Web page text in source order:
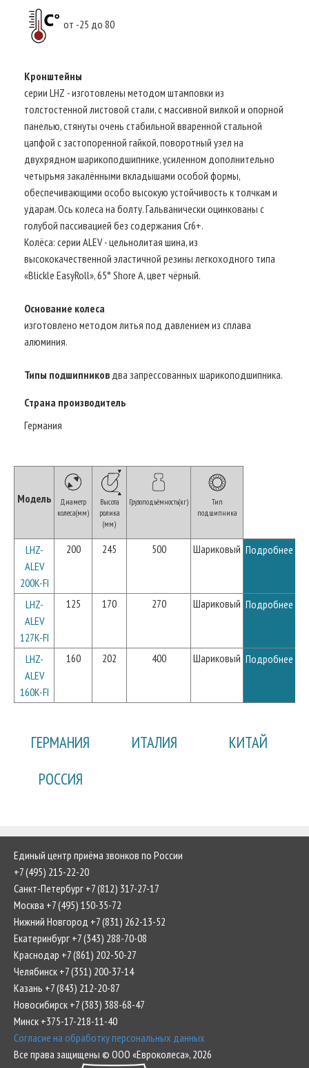
от -25 до 80
Кронштейны
серии LHZ - изготовлены методом штамповки из
толстостенной листовой стали, с массивной вилкой и опорной
панелью, стянуты очень стабильной вваренной стальной
цапфой с застопоренной гайкой, поворотный узел на
двухрядном шарикоподшипнике, усиленном дополнительно
четырьмя закалёнными вкладышами особой формы,
обеспечивающими особо высокую устойчивость к толчкам и
ударам. Ось колеса на болту. Гальванически оцинкованы с
голубой пассивацией без содержания Cr6+.
Колёса: серии ALEV - цельнолитая шина, из
высококачественной эластичной резины легкоходного типа
«Blickle EasyRoll», 65° Shore A, цвет чёрный.
Основание колеса
изготовлено методом литья под давлением из сплава
алюминия.
Типы подшипников два запрессованных шарикоподшипника.
Страна производитель
Германия
Модель
Диаметр
колеса(мм)
Высота
ролика
(мм)
Грузоподъёмность(кг)
Тип
подшипника
LHZ-
ALEV
200K-FI
200 245 500 Шариковый Подробнее
LHZ-
ALEV
127K-FI
125 170 270 Шариковый Подробнее
LHZ-
ALEV
160K-FI
160 202 400 Шариковый Подробнее
ГЕРМАНИЯ ИТАЛИЯ
КИТАЙ
РОССИЯ
Единый центр приёма звонков по России
+7 (495) 215-22-20
Санкт-Петербург +7 (812) 317-27-17
Москва +7 (495) 150-35-72
Нижний Новгород +7 (831) 262-13-52
Екатеринбург +7 (343) 288-70-08
Краснодар +7 (861) 202-50-27
Челябинск +7 (351) 200-37-14
Казань +7 (843) 212-20-87
Новосибирск +7 (383) 388-68-47
Минск +375-17-218-11-40
Согласие на обработку персональных данных
Все права защищены © ООО «Евроколеса», 2026